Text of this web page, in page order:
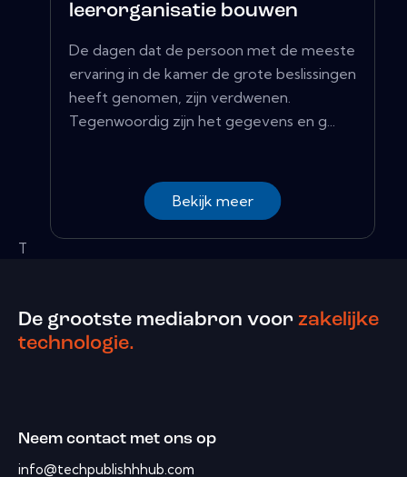
leerorganisatie bouwen
De dagen dat de persoon met de meeste
ervaring in de kamer de grote beslissingen
heeft genomen, zijn verdwenen.
Tegenwoordig zijn het gegevens en g...
Bekijk meer
T
De grootste mediabron voor zakelijke
technologie.
Neem contact met ons op
info@techpublishhhub.com